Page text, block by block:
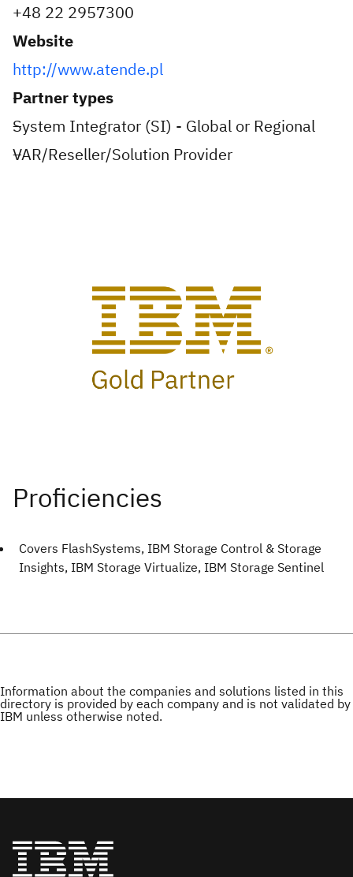
+48 22 2957300
Website
http://www.atende.pl
Partner types
System Integrator (SI) - Global or Regional
VAR/Reseller/Solution Provider
Covers FlashSystems, IBM Storage Control & Storage
Insights, IBM Storage Virtualize, IBM Storage Sentinel
Information about the companies and solutions listed in this
directory is provided by each company and is not validated by
IBM unless otherwise noted.